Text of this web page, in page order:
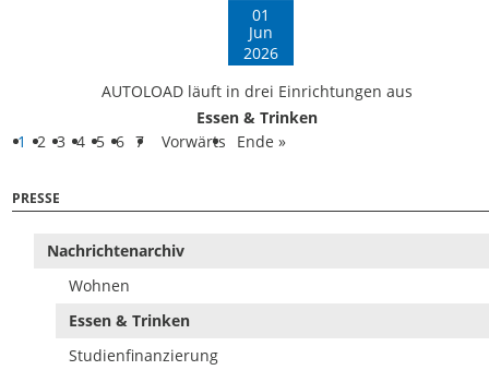
01
Jun
2026
AUTOLOAD läuft in drei Einrichtungen aus
Essen & Trinken
1 2 3 4 5 6 7 Vorwärts Ende »
PRESSE
Nachrichtenarchiv
Wohnen
Essen & Trinken
Studienfinanzierung